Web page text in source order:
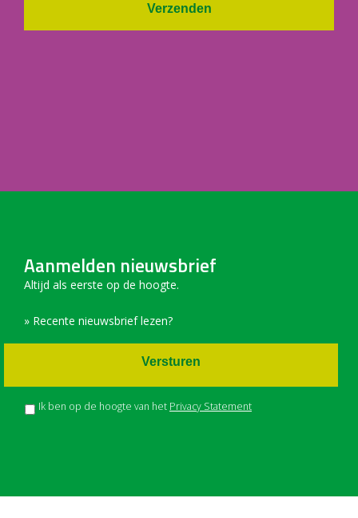
Verzenden
Aanmelden nieuwsbrief
Altijd als eerste op de hoogte.
» Recente nieuwsbrief lezen?
Ik ben op de hoogte van het Privacy Statement
Versturen